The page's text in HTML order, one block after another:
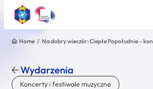
Znajdź atrakcję
Nazwa atrakcji
Home / Na dobry wieczór: Ciepłe Popołudnie –
Wydarzenia
Koncerty i festiwale muzyczne